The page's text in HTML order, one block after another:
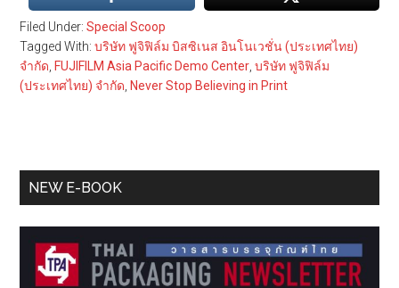
Filed Under:Special Scoop
Tagged With:บริษัท ฟูจิฟิล์ม บิสซิเนส อินโนเวชั่น (ประเทศไทย)
จำกัด, FUJIFILM Asia Pacific Demo Center,บริษัท ฟูจิฟิล์ม
(ประเทศไทย) จำกัด, Never Stop Believing in Print
Primary
NEW E-BOOK